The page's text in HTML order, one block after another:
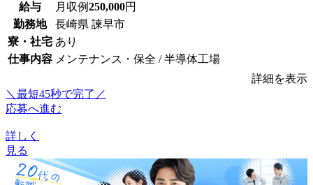
給与 月収例250,000円
勤務地
長崎県 諫早市
寮・社宅 あり
仕事内容 メンテナンス・保全 / 半導体工場
詳細を表示
＼最短45秒で完了／
応募へ進む
詳しく
見る